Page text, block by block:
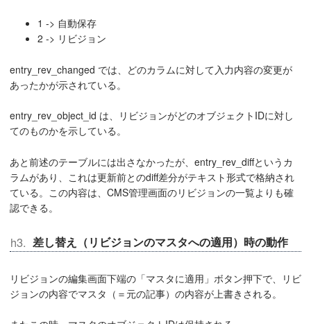
1 -> 自動保存
2 -> リビジョン
entry_rev_changed では、どのカラムに対して入力内容の変更が
あったかが示されている。
entry_rev_object_id は、リビジョンがどのオブジェクトIDに対し
てのものかを示している。
あと前述のテーブルには出さなかったが、entry_rev_diffというカ
ラムがあり、これは更新前とのdiff差分がテキスト形式で格納され
ている。この内容は、CMS管理画面のリビジョンの一覧よりも確
認できる。
差し替え（リビジョンのマスタへの適用）時の動作
リビジョンの編集画面下端の「マスタに適用」ボタン押下で、リビ
ジョンの内容でマスタ（＝元の記事）の内容が上書きされる。